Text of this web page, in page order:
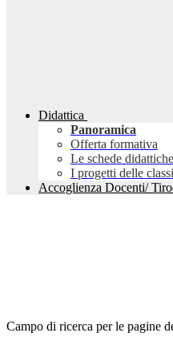
Didattica
Panoramica
Offerta formativa
Le schede didattiche
I progetti delle classi
Accoglienza Docenti/
Campo di ricerca per le pagine